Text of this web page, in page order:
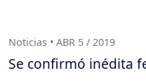
Noticias • ABR 5 / 2019
Se confirmó inédita